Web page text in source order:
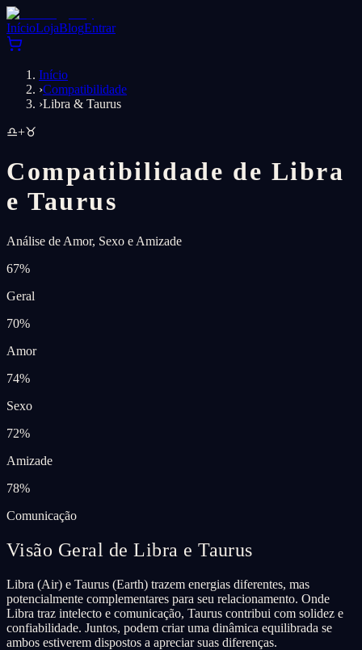
InícioLojaBlogEntrar
Início
›Compatibilidade
›Libra & Taurus
♎+♉
Compatibilidade de Libra
e Taurus
Análise de Amor, Sexo e Amizade
67%
Geral
70%
Amor
74%
Sexo
72%
Amizade
78%
Comunicação
Visão Geral de Libra e Taurus
Libra (Air) e Taurus (Earth) trazem energias diferentes, mas
potencialmente complementares para seu relacionamento. Onde
Libra traz intelecto e comunicação, Taurus contribui com solidez e
confiabilidade. Juntos, podem criar uma dinâmica equilibrada se
ambos estiverem dispostos a apreciar suas diferenças.